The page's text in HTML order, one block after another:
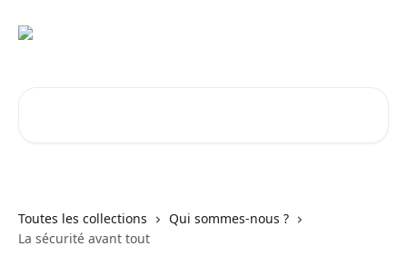
Toutes les collections
Qui sommes-nous ?
La sécurité avant tout